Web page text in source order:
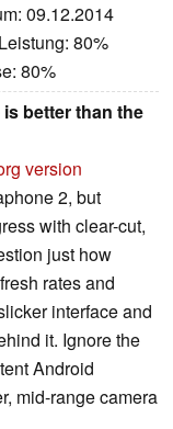
09.12.2014
80%
80%
better than the
version
2, but
with clear-cut,
just how
rates and
interface and
it. Ignore the
Android
mid-range camera